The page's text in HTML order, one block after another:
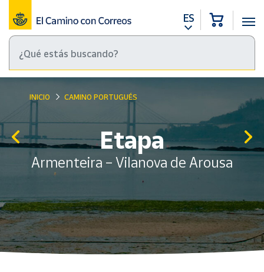
ES
INICIO CAMINO PORTUGUÉS
Etapa
Armenteira – Vilanova de Arousa